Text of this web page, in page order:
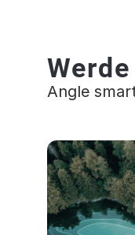
Angle